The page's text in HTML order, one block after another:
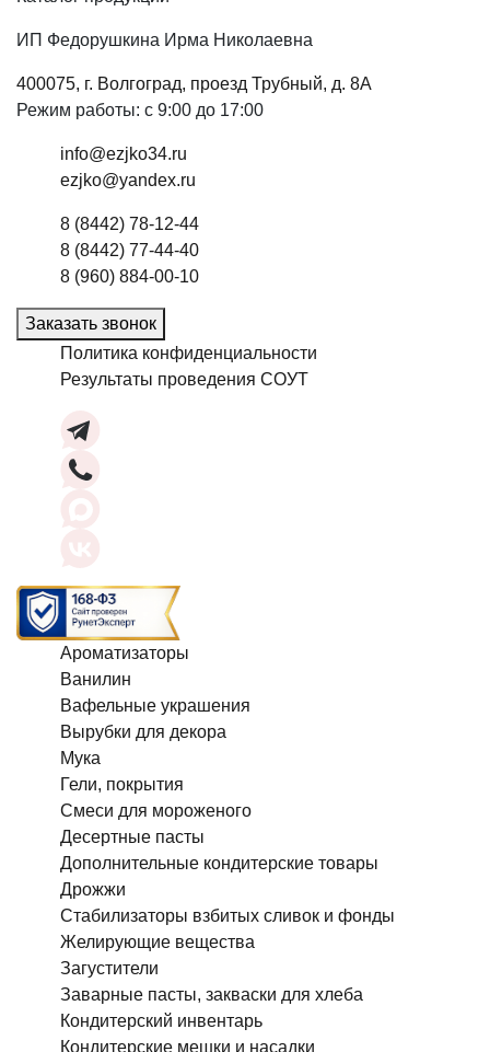
ИП Федорушкина Ирма Николаевна
400075, г. Волгоград, проезд Трубный, д. 8А
Режим работы: с 9:00 до 17:00
info@ezjko34.ru
ezjko@yandex.ru
8 (8442) 78-12-44
8 (8442) 77-44-40
8 (960) 884-00-10
Заказать звонок
Политика конфиденциальности
Результаты проведения СОУТ
Ароматизаторы
Ванилин
Вафельные украшения
Вырубки для декора
Мука
Гели, покрытия
Смеси для мороженого
Десертные пасты
Дополнительные кондитерские товары
Дрожжи
Стабилизаторы взбитых сливок и фонды
Желирующие вещества
Загустители
Заварные пасты, закваски для хлеба
Кондитерский инвентарь
Кондитерские мешки и насадки